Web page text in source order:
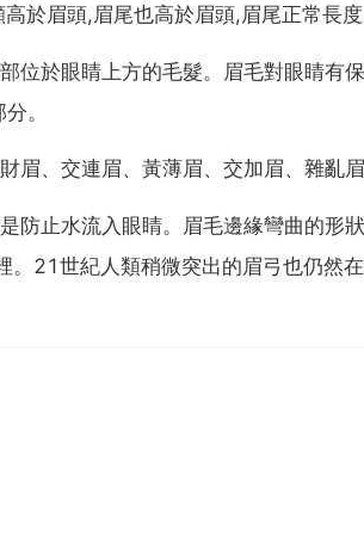
於眉頭,眉尾也高於眉頭,眉尾正常長
位於眼睛上方的毛髮。眉毛對眼睛有
。
眉、交連眉、黃薄眉、交加眉、雜亂
防止水流入眼睛。眉毛邊緣彎曲的形
。21世紀人類稍微突出的眉弓也仍然